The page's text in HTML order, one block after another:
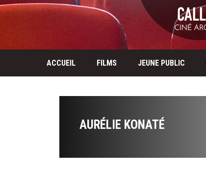
ACCUEIL FILMS JEUNE PUBLIC
AURÉLIE KONATÉ